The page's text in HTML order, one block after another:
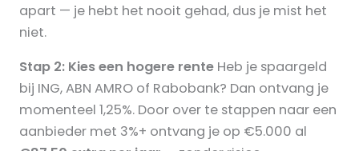
apart — je hebt het nooit gehad, dus je mist het
niet.
Stap 2: Kies een hogere rente Heb je spaargeld
bij ING, ABN AMRO of Rabobank? Dan ontvang je
momenteel 1,25%. Door over te stappen naar een
aanbieder met 3%+ ontvang je op €5.000 al